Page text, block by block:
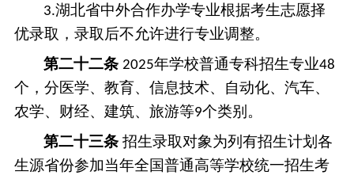
3.湖北省中外合作办学专业根据考生志愿择
优录取， 录取后不允许进行专业调整。
第二十二条 2025年学校普通专科招生专业48
个，分医学、 教育、 信息技术、自动化、汽车、
农学、财经、建筑、旅游等9个类别。
第二十三条 招生录取对象为列有招生计划各
生源省份参加当年全国普通高等学校统一招生考